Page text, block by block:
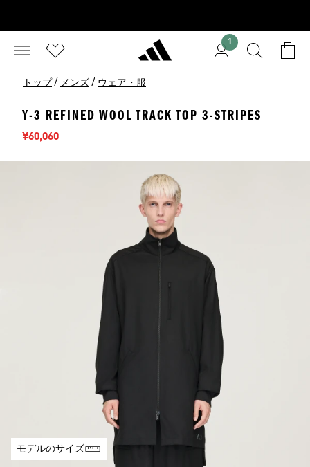
1
トップ / メンズ / ウェア・服
Y-3 REFINED WOOL TRACK TOP 3-STRIPES
セール価格
¥60,060
モデルのサイズ